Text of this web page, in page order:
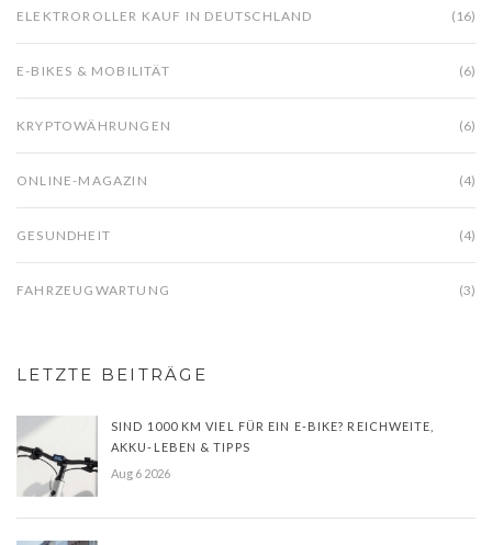
ELEKTROROLLER KAUF IN DEUTSCHLAND (16)
E-BIKES & MOBILITÄT (6)
KRYPTOWÄHRUNGEN (6)
ONLINE-MAGAZIN (4)
GESUNDHEIT (4)
FAHRZEUGWARTUNG (3)
LETZTE BEITRÄGE
SIND 1000 KM VIEL FÜR EIN E-BIKE? REICHWEITE,
AKKU-LEBEN & TIPPS
Aug 6 2026